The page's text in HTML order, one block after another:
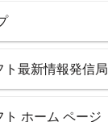
ト最新情報発信局
ホーム ページ